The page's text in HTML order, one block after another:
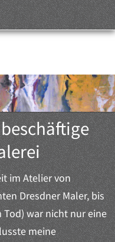
im Atelier von
Dresdner Maler, bis
Tod) war nicht nur eine
meine